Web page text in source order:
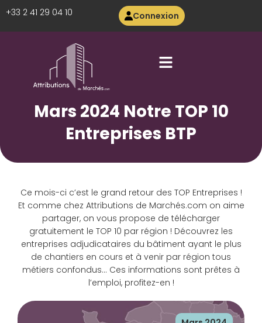
+33 2 41 29 04 10 Connexion
Mars 2024 Notre TOP 10
Entreprises BTP
Ce mois-ci c’est le grand retour des TOP Entreprises !
Et comme chez Attributions de Marchés.com on aime
partager, on vous propose de télécharger
gratuitement le TOP 10 par région ! Découvrez les
entreprises adjudicataires du bâtiment ayant le plus
de chantiers en cours et à venir par région tous
métiers confondus… Ces informations sont prêtes à
l’emploi, profitez-en !